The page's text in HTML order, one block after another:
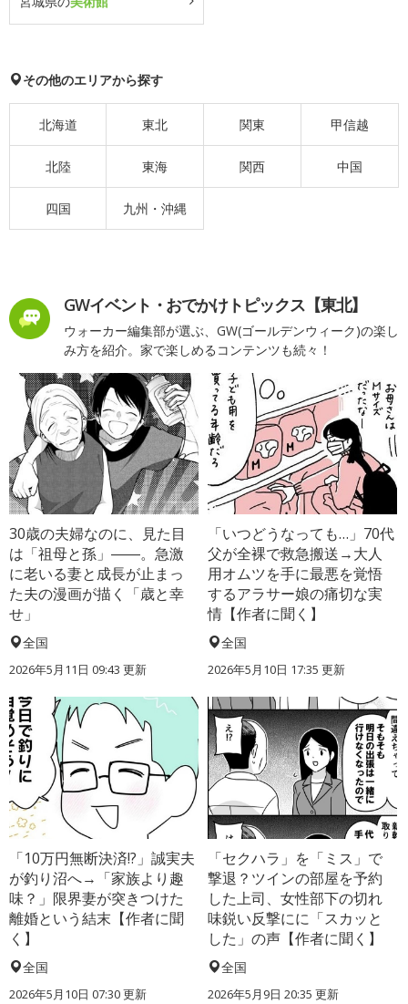
その他のエリアから探す
北海道 東北 関東 甲信越
北陸 東海 関西 中国
四国 九州・沖縄
GWイベント・おでかけトピックス【東北】
ウォーカー編集部が選ぶ、GW(ゴールデンウィーク)の楽し
み方を紹介。家で楽しめるコンテンツも続々！
30歳の夫婦なのに、見た目
は「祖母と孫」――。急激
に老いる妻と成長が止まっ
た夫の漫画が描く「歳と幸
せ」
全国
2026年5月11日 09:43 更新
「いつどうなっても…」70代
父が全裸で救急搬送→大人
用オムツを手に最悪を覚悟
するアラサー娘の痛切な実
情【作者に聞く】
全国
2026年5月10日 17:35 更新
「10万円無断決済!?」誠実夫
が釣り沼へ→「家族より趣
味？」限界妻が突きつけた
離婚という結末【作者に聞
く】
全国
2026年5月10日 07:30 更新
「セクハラ」を「ミス」で
撃退？ツインの部屋を予約
した上司、女性部下の切れ
味鋭い反撃にに「スカッと
した」の声【作者に聞く】
全国
2026年5月9日 20:35 更新